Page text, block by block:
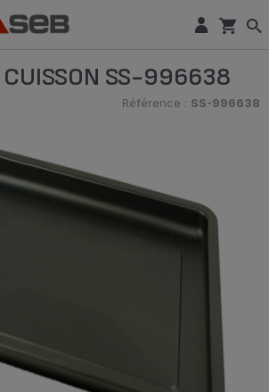
CUISSON SS-996638
Référence : SS-996638